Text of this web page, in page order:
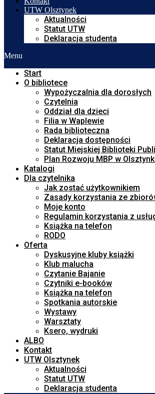
UTW Olsztynek
Aktualności
Statut UTW
Deklaracja studenta
Menu
Start
O bibliotece
Wypożyczalnia dla dorosłych
Czytelnia
Oddział dla dzieci
Filia w Waplewie
Rada biblioteczna
Deklaracja dostępności
Statut Miejskiej Biblioteki
Plan Rozwoju MBP w
Katalogi
Dla czytelnika
Jak zostać użytkownikiem
Zasady korzystania ze
Moje konto
Regulamin korzystania z
Książka na telefon
RODO
Oferta
Dyskusyjne kluby książki
Klub malucha
Czytanie Bajanie
Czytniki e-booków
Książka na telefon
Spotkania autorskie
Wystawy
Warsztaty
Ksero, wydruki
ALBO
Kontakt
UTW Olsztynek
Aktualności
Statut UTW
Deklaracja studenta